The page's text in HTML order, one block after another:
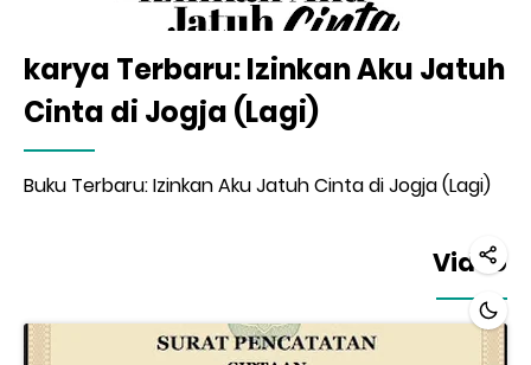
karya Terbaru: Izinkan Aku Jatuh
Cinta di Jogja (Lagi)
Buku Terbaru: Izinkan Aku Jatuh Cinta di Jogja (Lagi)
Video